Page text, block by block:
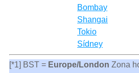
Bombay
Shangai
Tokio
Sídney
[*1] BST = Europe/London Zona